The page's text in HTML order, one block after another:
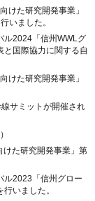
けた研究開発事業」
いました。
ル2024「信州WWLグ
と国際協力に関する自
けた研究開発事業」
サミットが開催され
た研究開発事業」第
ル2023「信州グロー
いました。